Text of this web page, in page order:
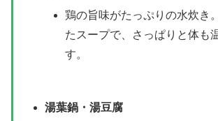
鶏の旨味がたっぷりの水炊き
たスープで、さっぱりと体も
す。
湯葉鍋・湯豆腐